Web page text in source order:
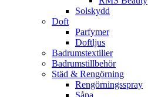
Solskydd
Doft
Parfymer
Doftljus
Badrumstextilier
Badrumstillbehör
Städ & Rengörning
Rengörningsspray
Såpa